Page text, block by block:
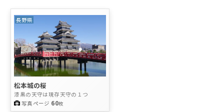
長野県
松本城の桜
漆黒の天守は現存天守の１つ
写真ページ 60枚